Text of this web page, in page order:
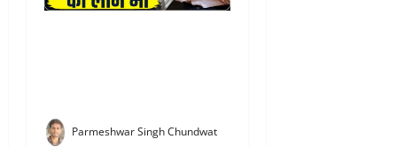
Parmeshwar Singh Chundwat